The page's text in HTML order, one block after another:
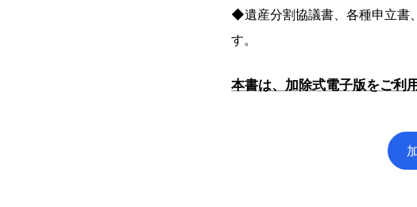
◆遺産分割協議書、各種申立書
す。
本書は、加除式電子版をご利